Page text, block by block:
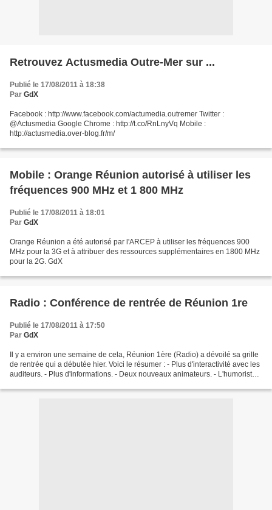
Retrouvez Actusmedia Outre-Mer sur ...
Publié le 17/08/2011 à 18:38
Par GdX
Facebook : http://www.facebook.com/actumedia.outremer Twitter :
@Actusmedia Google Chrome : http://t.co/RnLnyVq Mobile :
http://actusmedia.over-blog.fr/m/
Mobile : Orange Réunion autorisé à utiliser les
fréquences 900 MHz et 1 800 MHz
Publié le 17/08/2011 à 18:01
Par GdX
Orange Réunion a été autorisé par l'ARCEP à utiliser les fréquences 900
MHz pour la 3G et à attribuer des ressources supplémentaires en 1800 MHz
pour la 2G. GdX
Radio : Conférence de rentrée de Réunion 1re
Publié le 17/08/2011 à 17:50
Par GdX
Il y a environ une semaine de cela, Réunion 1ère (Radio) a dévoilé sa grille
de rentrée qui a débutée hier. Voici le résumer : - Plus d'interactivité avec les
auditeurs. - Plus d'informations. - Deux nouveaux animateurs. - L'humoriste